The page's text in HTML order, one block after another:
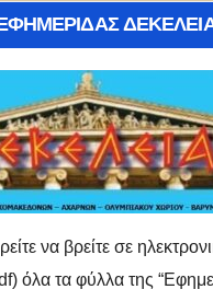
να βρείτε σε
όλα τα φύλλα της